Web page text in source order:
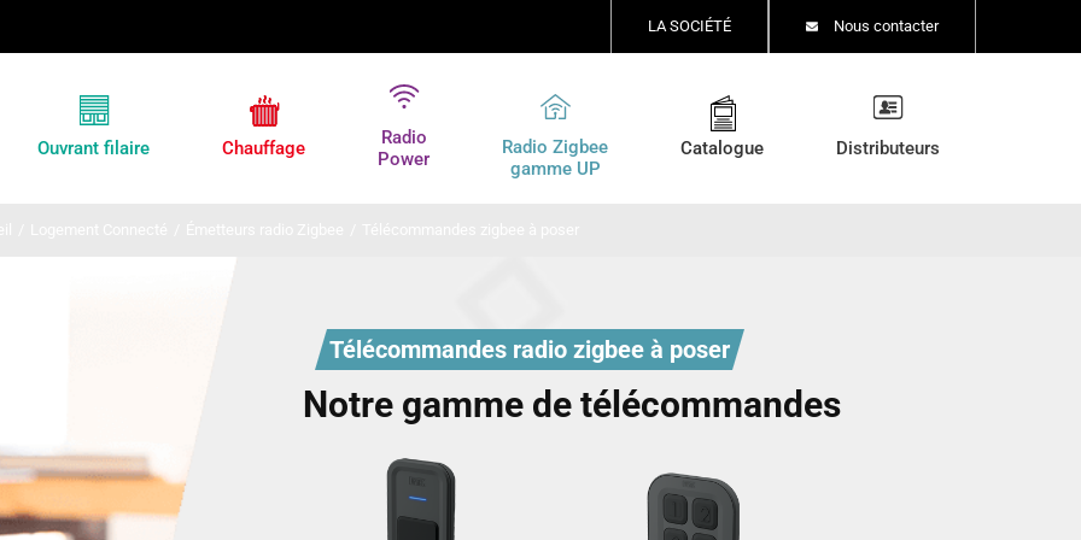
LA SOCIÉTÉ Nous contacter
Ouvrant filaire Chauffage
Radio
Power
Radio Zigbee
gamme UP
Catalogue Distributeurs
Télécommandes radio zigbee à poser
Notre gamme de télécommandes